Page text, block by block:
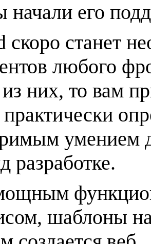
начали его
скоро станет
любого
них, то вам
умением
разработке.
шаблоны